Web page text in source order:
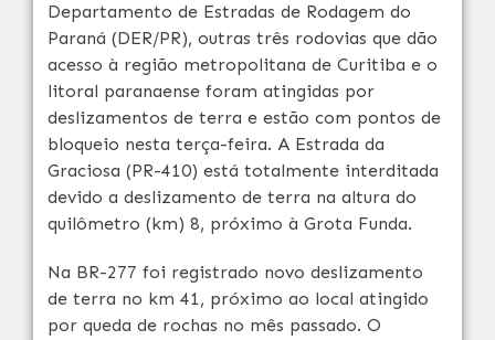
Departamento de Estradas de Rodagem do
Paraná (DER/PR), outras três rodovias que dão
acesso à região metropolitana de Curitiba e o
litoral paranaense foram atingidas por
deslizamentos de terra e estão com pontos de
bloqueio nesta terça-feira. A Estrada da
Graciosa (PR-410) está totalmente interditada
devido a deslizamento de terra na altura do
quilômetro (km) 8, próximo à Grota Funda.
Na BR-277 foi registrado novo deslizamento
de terra no km 41, próximo ao local atingido
por queda de rochas no mês passado. O